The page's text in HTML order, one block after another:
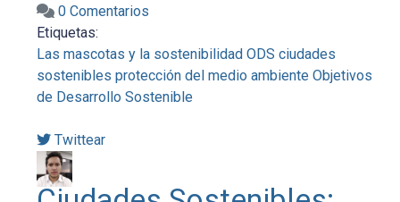
0 Comentarios
Etiquetas:
Las mascotas y la sostenibilidad ODS ciudades
sostenibles protección del medio ambiente Objetivos
de Desarrollo Sostenible
Twittear